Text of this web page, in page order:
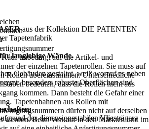
unbedingt auf die Artikel- und
der einzelnen Tapetenrollen. Sie muss auf
Rollen übereinstimmen. Unterschiedliche
bedeuten, dass die Rollen nicht aus
kommen. Dann besteht die Gefahr einer
Tapetenbahnen aus Rollen mit
dürfen nicht auf derselben
werden. Beim Verkauf in den Märkten und im
aus der Kollektion DIE PATENTEN
Tapetenfabrik
langlebige Wände.
Gebäuden gestaltet, weiß worauf es neben
besonders robuste Oberflächen sind
des dimensionsstabilen Vliesträgers